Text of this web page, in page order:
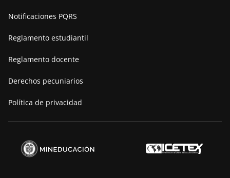
Manifiesto
Notificaciones PQRS
Reglamento estudiantil
Reglamento docente
Derechos pecuniarios
Política de privacidad